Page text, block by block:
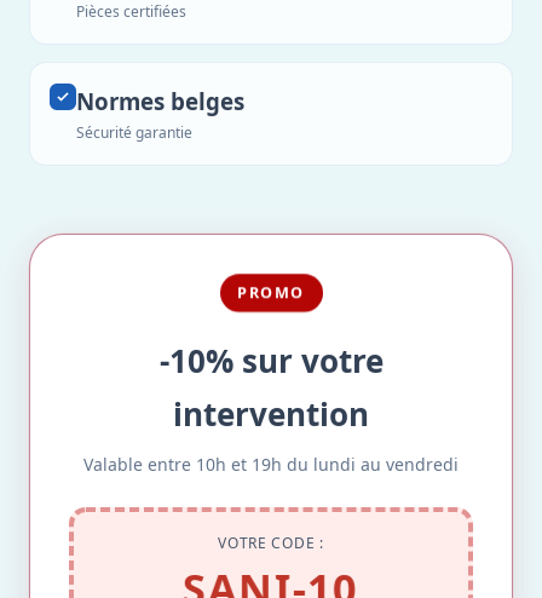
Pièces certifiées
Normes belges
Sécurité garantie
PROMO
-10% sur votre
intervention
Valable entre 10h et 19h du lundi au vendredi
VOTRE CODE :